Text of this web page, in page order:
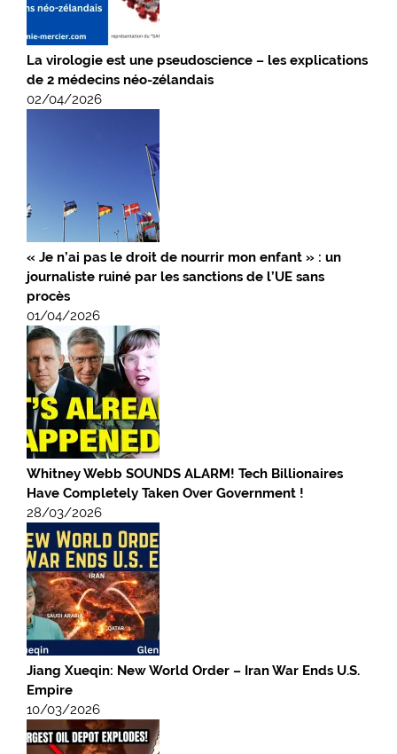
La virologie est une pseudoscience – les explications
de 2 médecins néo-zélandais
02/04/2026
« Je n’ai pas le droit de nourrir mon enfant » : un
journaliste ruiné par les sanctions de l’UE sans
procès
01/04/2026
Whitney Webb SOUNDS ALARM! Tech Billionaires
Have Completely Taken Over Government !
28/03/2026
Jiang Xueqin: New World Order – Iran War Ends U.S.
Empire
10/03/2026